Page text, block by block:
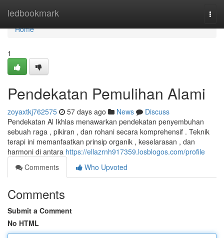
ledbookmark
Home
Home
1
Pendekatan Pemulihan Alami
zoyaxtkj762575 57 days ago News
Discuss
Pendekatan Al Ikhlas menawarkan pendekatan penyembuhan
sebuah raga , pikiran , dan rohani secara komprehensif . Teknik
terapi ini memanfaatkan prinsip organik , keselarasan , dan
harmoni di antara https://ellazrnh917359.losblogos.com/profile
Comments
Who Upvoted
Comments
Submit a Comment
No HTML